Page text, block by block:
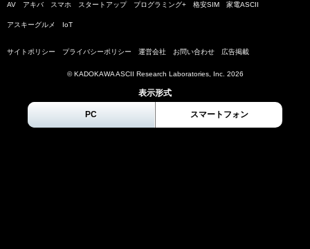
AV アキバ スマホ スタートアップ プログラミング+ 格安SIM 家電ASCII
アスキーグルメ IoT
サイトポリシー プライバシーポリシー 運営会社 お問い合わせ 広告掲載
© KADOKAWA ASCII Research Laboratories, Inc. 2026
表示形式
PC スマートフォン